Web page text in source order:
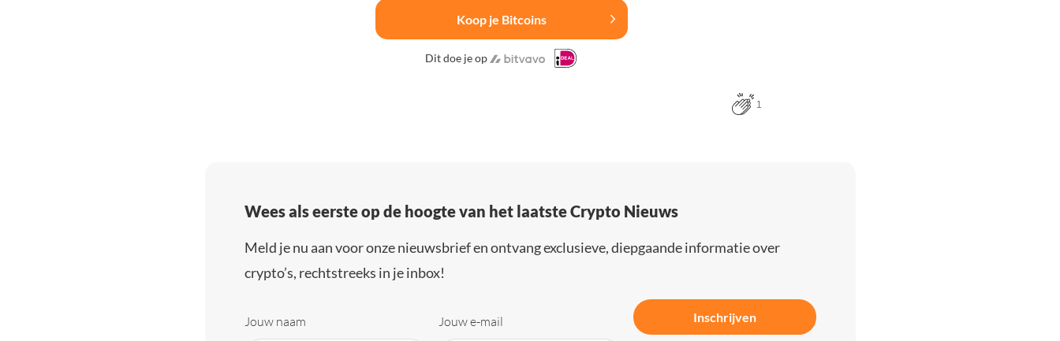
Koop je Bitcoins
Dit doe je op
1
Wees als eerste op de hoogte van het laatste Crypto Nieuws
Meld je nu aan voor onze nieuwsbrief en ontvang exclusieve, diepgaande informatie over
crypto’s, rechtstreeks in je inbox!
Jouw naam Jouw e-mail Inschrijven